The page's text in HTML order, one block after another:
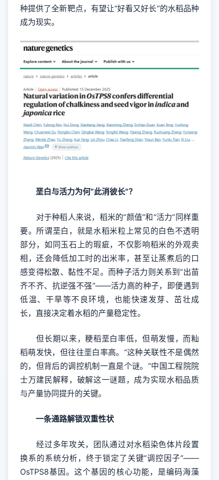
种提供了全新靶点，有望让“好看又好长”的水稻品种
成为现实。
垩白与活力为何“此消彼长”？
对于种稻人来说，稻米的“颜值”和“活力”同样重
要。所谓垩白，就是水稻米粒上常见的白色不透明
部分，如同玉石上的瑕疵，不仅影响稻米的外观卖
相，还会降低加工时的出米率，甚至让蒸煮后的口
感变得松散、黏性不足。而种子活力则关系到“出苗
齐不齐、抗逆强不强”——活力高的种子，即便遇到
低温、干旱等不良环境，也能快速发芽、茁壮成
长，直接决定着水稻的产量稳定性。
但长期以来，粳稻垩白率低，但萌发慢，而籼
稻萌发快，但往往垩白率高。“这种关联性不是偶然
的，但背后的调控机制一直是个谜。”中国工程院院
士万建民解释，破解这一谜题，成为实现水稻品质
与产量协同提升的关键。
一条通路解锁双重性状
经过多年攻关，团队通过对水稻染色体片段置
换系的系统分析，终于锁定了关键“调控因子”——
OsTPS8基因。这个基因的核心功能，是编码海藻